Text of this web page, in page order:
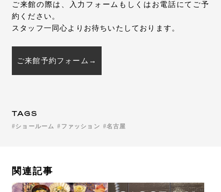
ご来館の際は、入力フォームもしくはお電話にてご予
約ください。
スタッフ一同心よりお待ちいたしております。
ご来館予約フォーム→
TAGS
ショールーム ファッション 名古屋
関連記事